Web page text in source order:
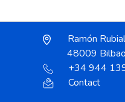
Ramón
48009 Bilbao
+34 944
Contact